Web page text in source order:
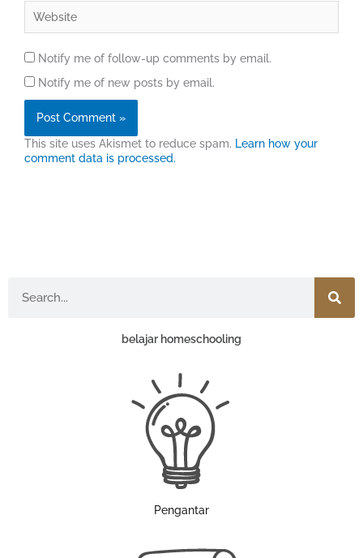
Notify me of follow-up comments by email.
Notify me of new posts by email.
This site uses Akismet to reduce spam. Learn how your
comment data is processed.
belajar homeschooling
Pengantar